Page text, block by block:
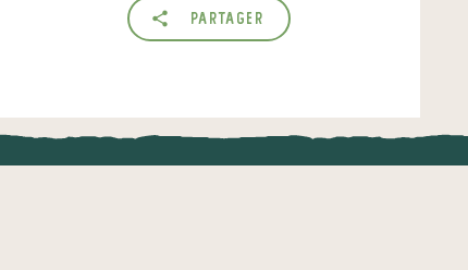
Partager
Vous connaissez un producteur ?